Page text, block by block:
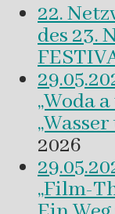
22.
des 23.
„Woda
2026
„Film-